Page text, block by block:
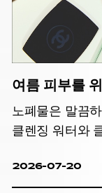
여름 피부를
노폐물은 말끔
클렌징 워터와
2026-07-20